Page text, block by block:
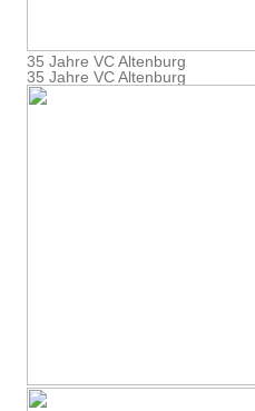
35 Jahre VC Altenburg
35 Jahre VC Altenburg